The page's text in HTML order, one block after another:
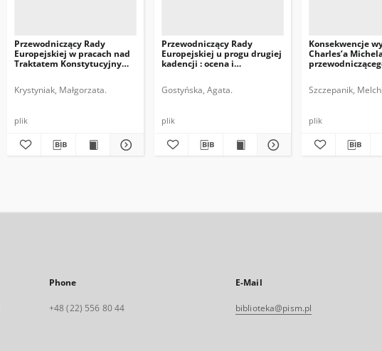
Przewodniczący Rady
Europejskiej w pracach nad
Traktatem Konstytucyjnym
Krystyniak, Małgorzata.
plik
Przewodniczący Rady
Europejskiej u progu drugiej
kadencji : ocena i
Gostyńska, Agata.
plik
Konsekwencje
Charles’a
Szczepanik,
plik
Phone
+48 (22) 556 80 44
E-Mail
biblioteka@pism.pl